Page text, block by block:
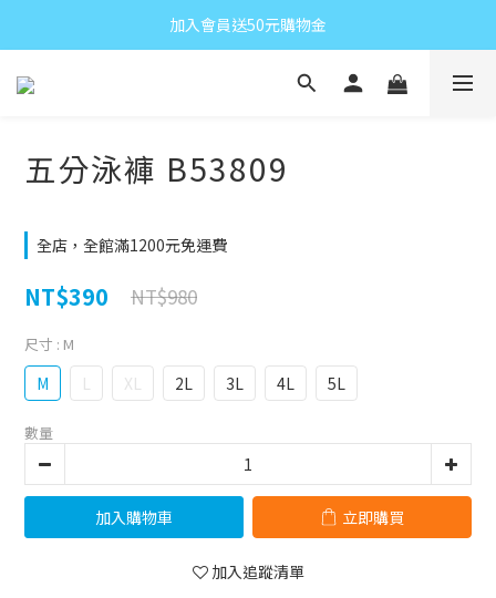
加入會員送50元購物金
五分泳褲 B53809
全店，全館滿1200元免運費
NT$390 NT$980
尺寸 : M
M L XL 2L 3L 4L 5L
數量
加入購物車 立即購買
加入追蹤清單